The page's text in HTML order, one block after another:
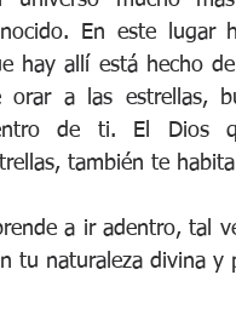
En este lugar
hay allí está hecho
orar a las estrellas,
de ti. El Dios
también te
a ir adentro, tal
tu naturaleza divina y